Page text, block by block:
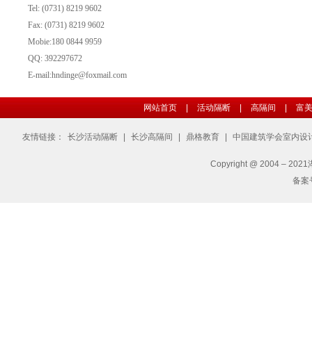
Tel: (0731) 8219 9602
Fax: (0731) 8219 9602
Mobie:180 0844 9959
QQ: 392297672
E-mail:hndinge@foxmail.com
网站首页 活动隔断 高隔间 富
友情链接： 长沙活动隔断 长沙高隔间 鼎格教育 中国建筑学会室内设
Copyright @ 2004 – 2021
备案